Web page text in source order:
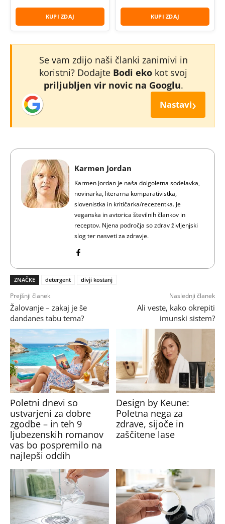
KUPI ZDAJ KUPI ZDAJ
Se vam zdijo naši članki zanimivi in
koristni? Dodajte Bodi eko kot svoj
priljubljen vir novic na Googlu.
Nastavi›
Karmen Jordan
Karmen Jordan je naša dolgoletna sodelavka,
novinarka, literarna komparativistka,
slovenistka in kritičarka/recezentka. Je
veganska in avtorica številnih člankov in
receptov. Njena področja so zdrav življenjski
slog ter nasveti za zdravje.
ZNAČKE detergent divji kostanj
Prejšnji članek
Žalovanje – zakaj je še
dandanes tabu tema?
Naslednji članek
Ali veste, kako okrepiti
imunski sistem?
Poletni dnevi so
ustvarjeni za dobre
zgodbe – in teh 9
ljubezenskih romanov
vas bo pospremilo na
najlepši oddih
Design by Keune:
Poletna nega za
zdrave, sijoče in
zaščitene lase